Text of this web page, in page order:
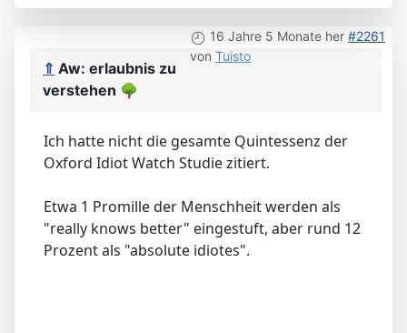
16 Jahre 5 Monate her #2261
von Tuisto
⇑ Aw: erlaubnis zu
verstehen 🌳
Ich hatte nicht die gesamte Quintessenz der
Oxford Idiot Watch Studie zitiert.
Etwa 1 Promille der Menschheit werden als
"really knows better" eingestuft, aber rund 12
Prozent als "absolute idiotes".